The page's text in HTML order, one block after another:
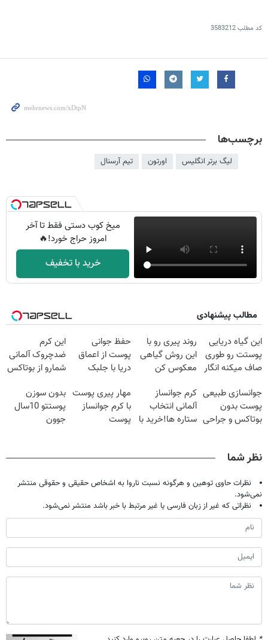
کد مطلب3583212
برچسب‌ها
لیگ برتر انگلیس اورتون تیم آرسنال
میخ کوب دستی فقط تا آخر
امروز حراج خورد!🔥
خرید با تخفیف
مطالب پیشنهادی
این گیاه دریایی
پوستت رو طوری
صاف میکنه انگار
شدی🔥
روند پیری رو با
این روش گیاهی
معکوس کن
حفظ جوانی
پوست از اعماق
دریا با جلبک
این کرم
ضدچروک آلمانی
شمارو از بوتاکس
(تخفیف تا
امشب)
جوانسازی طبیعی
پوست بدون
بوتاکس و جراحی
کرم جوانساز
آلمانی انتخاب
ستاره ها!خرید با
مهار پیری پوست
با کرم جوانساز
پوست
بدون سوزن
پوستتو 10سال
جوون
نظر شما
نظرات حاوی توهین و هرگونه نسبت ناروا به اشخاص حقیقی و حقوقی منتشر
نمی‌شود.
نظراتی که غیر از زبان فارسی یا غیر مرتبط با خبر باشد منتشر نمی‌شود.